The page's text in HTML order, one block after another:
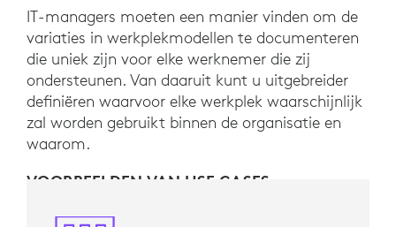
IT-managers moeten een manier vinden om de
variaties in werkplekmodellen te documenteren
die uniek zijn voor elke werknemer die zij
ondersteunen. Van daaruit kunt u uitgebreider
definiëren waarvoor elke werkplek waarschijnlijk
zal worden gebruikt binnen de organisatie en
waarom.
VOORBEELDEN VAN USE CASES